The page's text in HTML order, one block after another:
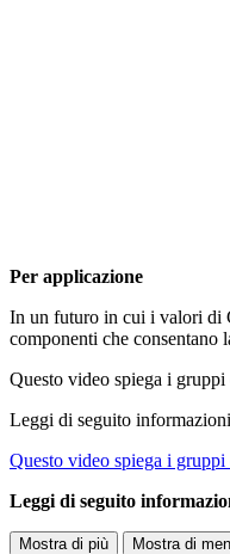
Per applicazione
In un futuro in cui i valori di
componenti che consentano
Questo video spiega i
Leggi di seguito
Questo video spiega i
Leggi di seguito
Mostra di più Mostra di